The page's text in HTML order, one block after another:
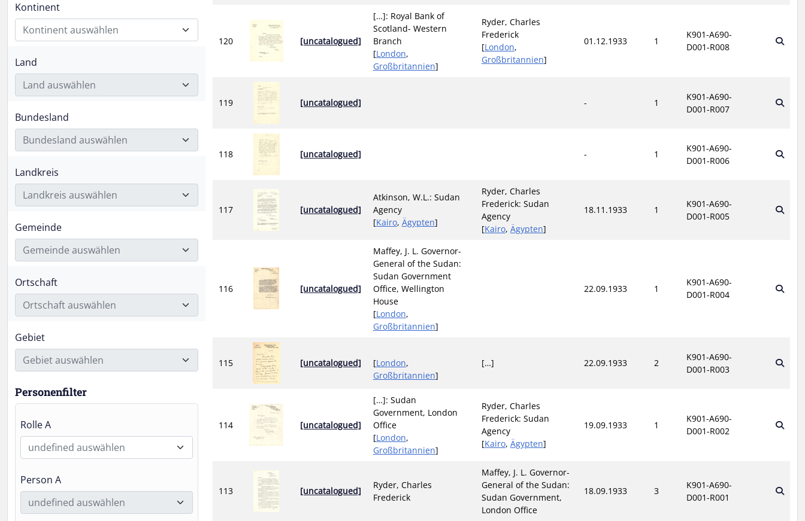
Kontinent
Kontinent auswählen
Land
Land auswählen
Bundesland
Bundesland auswählen
Landkreis
Landkreis auswählen
Gemeinde
Gemeinde auswählen
Ortschaft
Ortschaft auswählen
Gebiet
Gebiet auswählen
Personenfilter
Rolle A
undefined auswählen
Person A
undefined auswählen
120 [uncatalogued]
[…]: Royal Bank of
Scotland- Western
Branch
[London,
Großbritannien]
Ryder, Charles
Frederick
[London,
Großbritannien]
01.12.1933 1
K901-A690-
D001-R008
119 [uncatalogued] - 1
K901-A690-
D001-R007
118 [uncatalogued] - 1
K901-A690-
D001-R006
117 [uncatalogued]
Atkinson, W.L.: Sudan
Agency
[Kairo, Ägypten]
Ryder, Charles
Frederick: Sudan
Agency
[Kairo, Ägypten]
18.11.1933 1
K901-A690-
D001-R005
116 [uncatalogued]
Maffey, J. L. Governor-
General of the Sudan:
Sudan Government
Office, Wellington
House
[London,
Großbritannien]
22.09.1933 1
K901-A690-
D001-R004
115 [uncatalogued] [London,
Großbritannien]
[…] 22.09.1933 2
K901-A690-
D001-R003
114 [uncatalogued]
[…]: Sudan
Government, London
Office
[London,
Großbritannien]
Ryder, Charles
Frederick: Sudan
Agency
[Kairo, Ägypten]
19.09.1933 1
K901-A690-
D001-R002
113 [uncatalogued]
Ryder, Charles
Frederick
Maffey, J. L. Governor-
General of the Sudan:
Sudan Government,
London Office
18.09.1933 3
K901-A690-
D001-R001